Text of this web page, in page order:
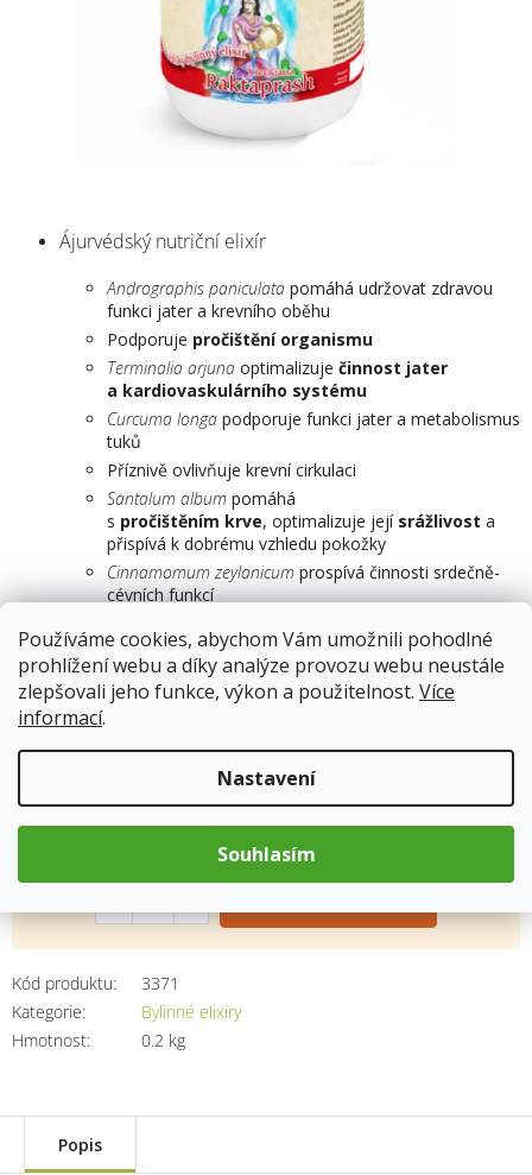
Používáme cookies, abychom Vám umožnili pohodlné
prohlížení webu a díky analýze provozu webu neustále
zlepšovali jeho funkce, výkon a použitelnost. Více
informací.
Nastavení
Souhlasím
Ájurvédský nutriční elixír
Andrographis paniculata pomáhá udržovat zdravou
funkci jater a krevního oběhu
Podporuje pročištění organismu
Terminalia arjuna optimalizuje činnost jater
a kardiovaskulárního systému
Curcuma longa podporuje funkci jater a metabolismus
tuků
Příznivě ovlivňuje krevní cirkulaci
Santalum album pomáhá
s pročištěním krve, optimalizuje její srážlivost a
přispívá k dobrému vzhledu pokožky
Cinnamomum zeylanicum prospívá činnosti srdečně-
cévních funkcí
krvi
Doplněk stravy
Kód produktu:
3371
Kategorie:
Bylinné elixíry
Hmotnost: 0.2 kg
183 Kč
Měrná
cena:
Popis